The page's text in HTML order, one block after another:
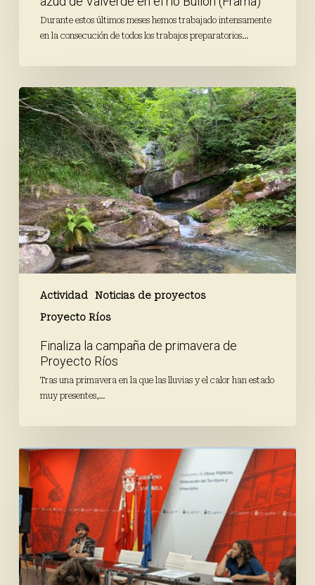
(Frama)
Durante estos últimos meses hemos trabajado intensamente
en la consecución de todos los trabajos preparatorios…
Actividad
Noticias de proyectos
Proyecto Ríos
Finaliza
la
campaña
de
primavera
de
Proyecto
Ríos
Finaliza la campaña de primavera de
Proyecto Ríos
Tras una primavera en la que las lluvias y el calor han estado
muy presentes,…
Avanza
el
proceso
participativo
a
través
de
los
talleres